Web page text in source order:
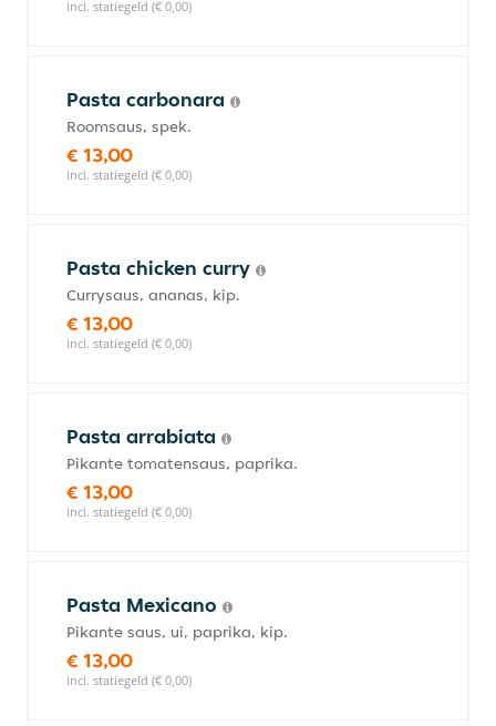
incl. statiegeld (€ 0,00)
Pasta carbonara
Roomsaus, spek.
€ 13,00
incl. statiegeld (€ 0,00)
Pasta chicken curry
Currysaus, ananas, kip.
€ 13,00
incl. statiegeld (€ 0,00)
Pasta arrabiata
Pikante tomatensaus, paprika.
€ 13,00
incl. statiegeld (€ 0,00)
Pasta Mexicano
Pikante saus, ui, paprika, kip.
€ 13,00
incl. statiegeld (€ 0,00)